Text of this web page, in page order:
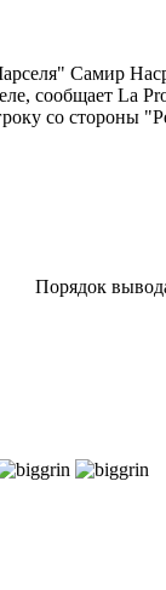
Самир
сообщает La
со стороны
Порядок